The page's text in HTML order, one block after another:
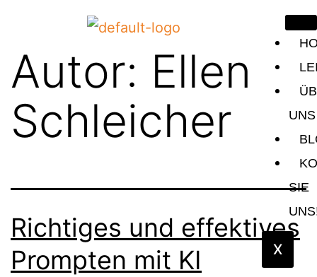
UNS
SIE
X
Autor: Ellen
Schleicher
Richtiges und effektives
Prompten mit KI